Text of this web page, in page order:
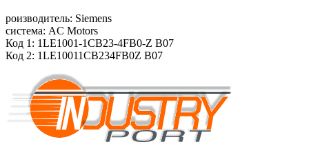
роизводитель: Siemens
система: AC Motors
Код 1: 1LE1001-1CB23-4FB0-Z B07
Код 2: 1LE10011CB234FB0Z B07